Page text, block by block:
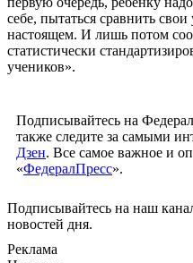
себе, пытаться сравнить
настоящем. И лишь потом
статистически
учеников».
Подписывайтесь на
также следите за самыми
Дзен. Все самое важное и
«ФедералПресс».
Подписывайтесь на наш
новостей дня.
Реклама